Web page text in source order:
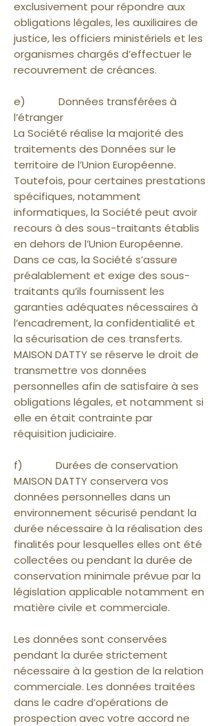
exclusivement pour répondre aux
obligations légales, les auxiliaires de
justice, les officiers ministériels et les
organismes chargés d’effectuer le
recouvrement de créances.
e) Données transférées à
l’étranger
La Société réalise la majorité des
traitements des Données sur le
territoire de l’Union Européenne.
Toutefois, pour certaines prestations
spécifiques, notamment
informatiques, la Société peut avoir
recours à des sous-traitants établis
en dehors de l’Union Européenne.
Dans ce cas, la Société s’assure
préalablement et exige des sous-
traitants qu’ils fournissent les
garanties adéquates nécessaires à
l’encadrement, la confidentialité et
la sécurisation de ces transferts.
MAISON DATTY se réserve le droit de
transmettre vos données
personnelles afin de satisfaire à ses
obligations légales, et notamment si
elle en était contrainte par
réquisition judiciaire.
f) Durées de conservation
MAISON DATTY conservera vos
données personnelles dans un
environnement sécurisé pendant la
durée nécessaire à la réalisation des
finalités pour lesquelles elles ont été
collectées ou pendant la durée de
conservation minimale prévue par la
législation applicable notamment en
matière civile et commerciale.
Les données sont conservées
pendant la durée strictement
nécessaire à la gestion de la relation
commerciale. Les données traitées
dans le cadre d’opérations de
prospection avec votre accord ne